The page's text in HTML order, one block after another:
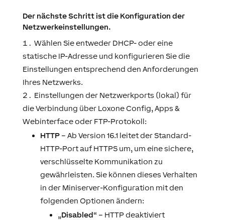
Der nächste Schritt ist die Konfiguration der
Netzwerkeinstellungen.
Wählen Sie entweder DHCP- oder eine
statische IP-Adresse und konfigurieren Sie die
Einstellungen entsprechend den Anforderungen
Ihres Netzwerks.
Einstellungen der Netzwerkports (lokal) für
die Verbindung über Loxone Config, Apps &
Webinterface oder FTP-Protokoll:
HTTP– Ab Version 16.1 leitet der Standard-
HTTP-Port auf HTTPS um, um eine sichere,
verschlüsselte Kommunikation zu
gewährleisten. Sie können dieses Verhalten
in der Miniserver-Konfiguration mit den
folgenden Optionen ändern:
„Disabled“ – HTTP deaktiviert